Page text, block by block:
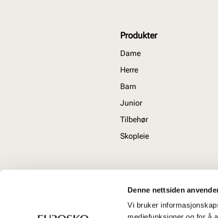
Denne nettsiden
Vi bruker
Produkter
Dame
Herre
Barn
Junior
Tilbehør
Skopleie